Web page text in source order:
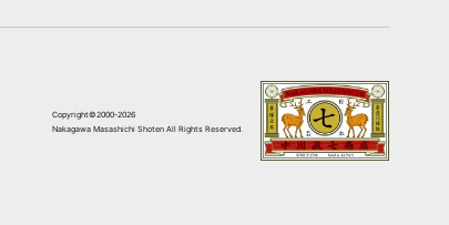
Copyright©2000-2026
Nakagawa Masashichi Shoten All Rights Reserved.